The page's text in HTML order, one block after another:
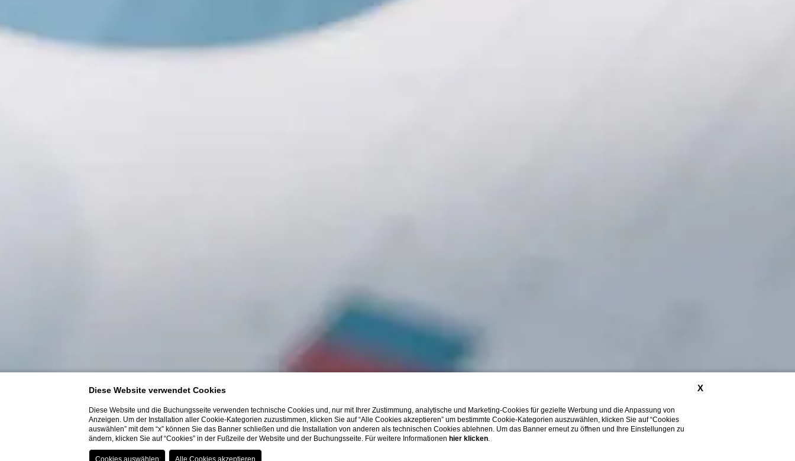
X
Diese Website verwendet Cookies
Diese Website und die Buchungsseite verwenden technische Cookies und, nur mit Ihrer Zustimmung, analytische und Marketing-Cookies für gezielte Werbung und die Anpassung von
Anzeigen. Um der Installation aller Cookie-Kategorien zuzustimmen, klicken Sie auf “Alle Cookies akzeptieren” um bestimmte Cookie-Kategorien auszuwählen, klicken Sie auf “Cookies
auswählen” mit dem “x” können Sie das Banner schließen und die Installation von anderen als technischen Cookies ablehnen. Um das Banner erneut zu öffnen und Ihre Einstellungen zu
ändern, klicken Sie auf “Cookies” in der Fußzeile der Website und der Buchungsseite. Für weitere Informationen hier klicken.